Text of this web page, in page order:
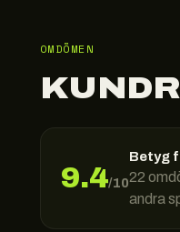
OMDÖMEN
9.4/10
Betyg
22
andra